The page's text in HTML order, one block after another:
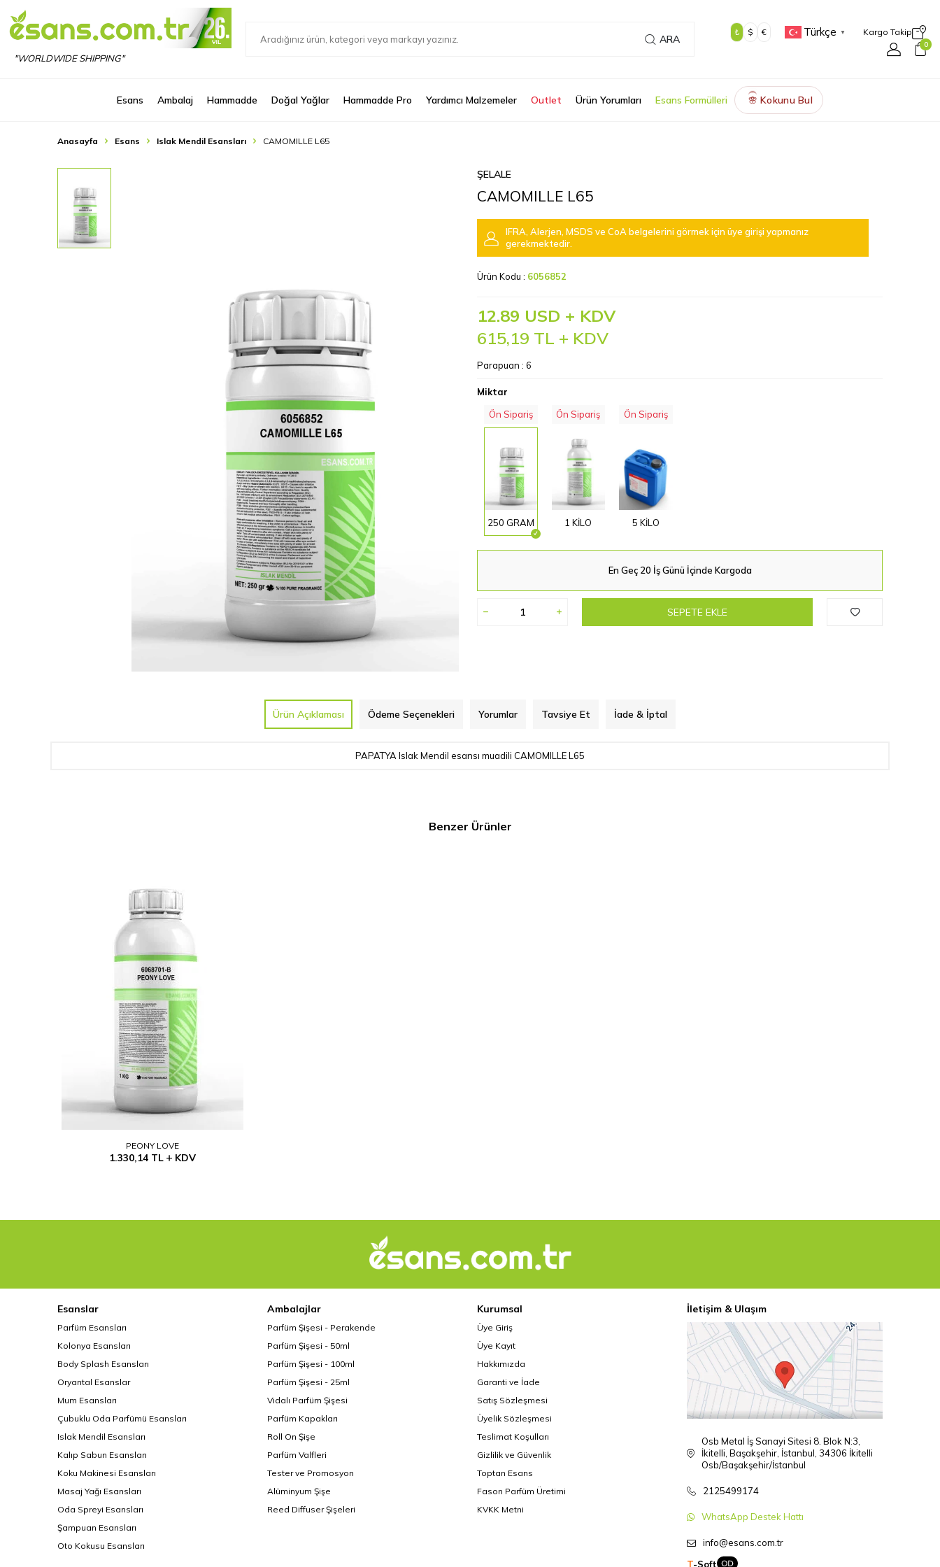
"WORLDWIDE SHIPPING"
ARA
₺ $ € Türkçe ▼ Kargo Takip
0
Esans Ambalaj Hammadde Doğal Yağlar Hammadde Pro Yardımcı Malzemeler Outlet Ürün Yorumları Esans Formülleri 🌸 Kokunu Bul
Anasayfa Esans Islak Mendil Esansları CAMOMILLE L65
ŞELALE
CAMOMILLE L65
IFRA, Alerjen, MSDS ve CoA belgelerini görmek için üye girişi yapmanız
gerekmektedir.
Ürün Kodu : 6056852
12.89 USD + KDV
615,19 TL + KDV
Parapuan : 6
Miktar
Ön Sipariş
250 GRAM
Ön Sipariş
1 KİLO
Ön Sipariş
5 KİLO
En Geç 20 İş Günü İçinde Kargoda
SEPETE EKLE
Ürün Açıklaması Ödeme Seçenekleri Yorumlar Tavsiye Et İade & İptal
PAPATYA Islak Mendil esansı muadili CAMOMILLE L65
Benzer Ürünler
PEONY LOVE
1.330,14 TL KDV
Esanslar
Parfüm Esansları
Kolonya Esansları
Body Splash Esansları
Oryantal Esanslar
Mum Esansları
Çubuklu Oda Parfümü Esansları
Islak Mendil Esansları
Kalıp Sabun Esansları
Koku Makinesi Esansları
Masaj Yağı Esansları
Oda Spreyi Esansları
Şampuan Esansları
Oto Kokusu Esansları
Ambalajlar
Parfüm Şişesi - Perakende
Parfüm Şişesi - 50ml
Parfüm Şişesi - 100ml
Parfüm Şişesi - 25ml
Vidalı Parfüm Şişesi
Parfüm Kapakları
Roll On Şişe
Parfüm Valfleri
Tester ve Promosyon
Alüminyum Şişe
Reed Diffuser Şişeleri
Kurumsal
Üye Giriş
Üye Kayıt
Hakkımızda
Garanti ve İade
Satış Sözleşmesi
Üyelik Sözleşmesi
Teslimat Koşulları
Gizlilik ve Güvenlik
Toptan Esans
Fason Parfüm Üretimi
KVKK Metni
İletişim & Ulaşım
Osb Metal İş Sanayi Sitesi 8. Blok N:3,
İkitelli, Başakşehir, İstanbul, 34306 İkitelli
Osb/Başakşehir/İstanbul
2125499174
WhatsApp Destek Hattı
info@esans.com.tr
T-Soft